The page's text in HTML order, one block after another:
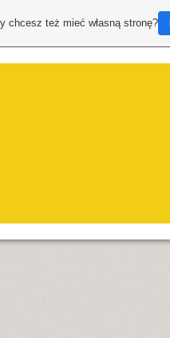
chcesz też mieć własną stronę?